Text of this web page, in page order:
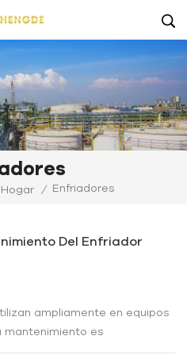
Hogar / Enfriadores
Del Enfriador
ampliamente en equipos
mantenimiento es
correcto funcionamiento y